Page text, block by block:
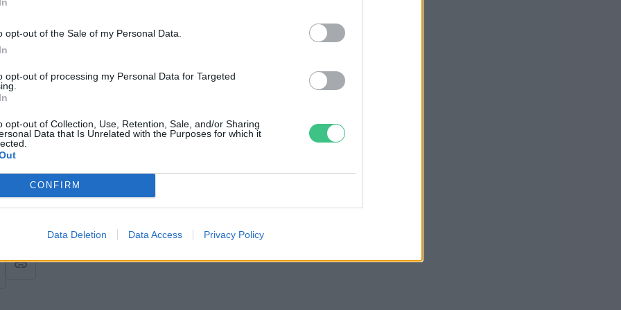
opt-out of the Sale of my Personal Data.
opt-out of processing my Personal Data for Targeted
opt-out of Collection, Use, Retention, Sale, and/or Sharing
Data that Is Unrelated with the Purposes for which it
CONFIRM
Data Deletion Data Access Privacy Policy
re klímasemleges legyen, amit
offenzívával szeretne elérni. A cél,
telepítsenek Bécsben, mint
összesen: ez 2030-ig évente száz
teteje látható, ahova hamarosan napelemeket telepítenek.